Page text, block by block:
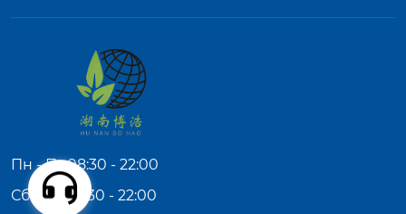
Пн - Пт:08:30 - 22:00
Сб - Вс:09:30 - 22:00